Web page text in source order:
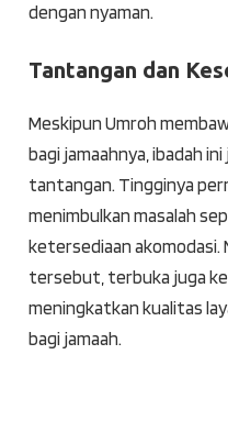
dengan nyaman.
Tantangan dan
Meskipun Umroh
bagi jamaahnya, ibadah
tantangan. Tingginya
menimbulkan masalah
ketersediaan akomodasi.
tersebut, terbuka juga
meningkatkan kualitas
bagi jamaah.